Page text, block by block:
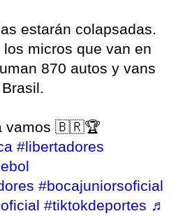
estarán colapsadas.
micros que van en
870 autos y vans
vamos 🇧🇷🏆
#libertadores
#bocajuniorsoficial
#tiktokdeportes ♬